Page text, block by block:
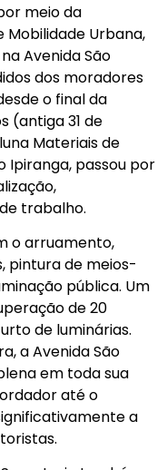
meio da
Mobilidade Urbana,
Avenida São
dos moradores
o final da
(antiga 31 de
Materiais de
Ipiranga, passou por
trabalho.
o arruamento,
pintura de meios-
pública. Um
de 20
de luminárias.
a Avenida São
em toda sua
até o
a